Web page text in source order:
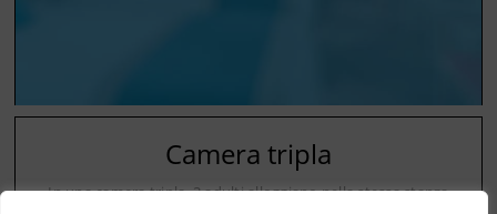
Camera tripla
In una camera tripla, 3 adulti alloggiano nella stessa stanza